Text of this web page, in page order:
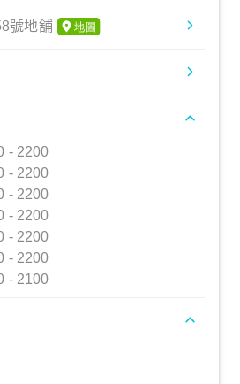
號地舖
- 2200
- 2200
- 2200
- 2200
- 2200
- 2200
- 2100